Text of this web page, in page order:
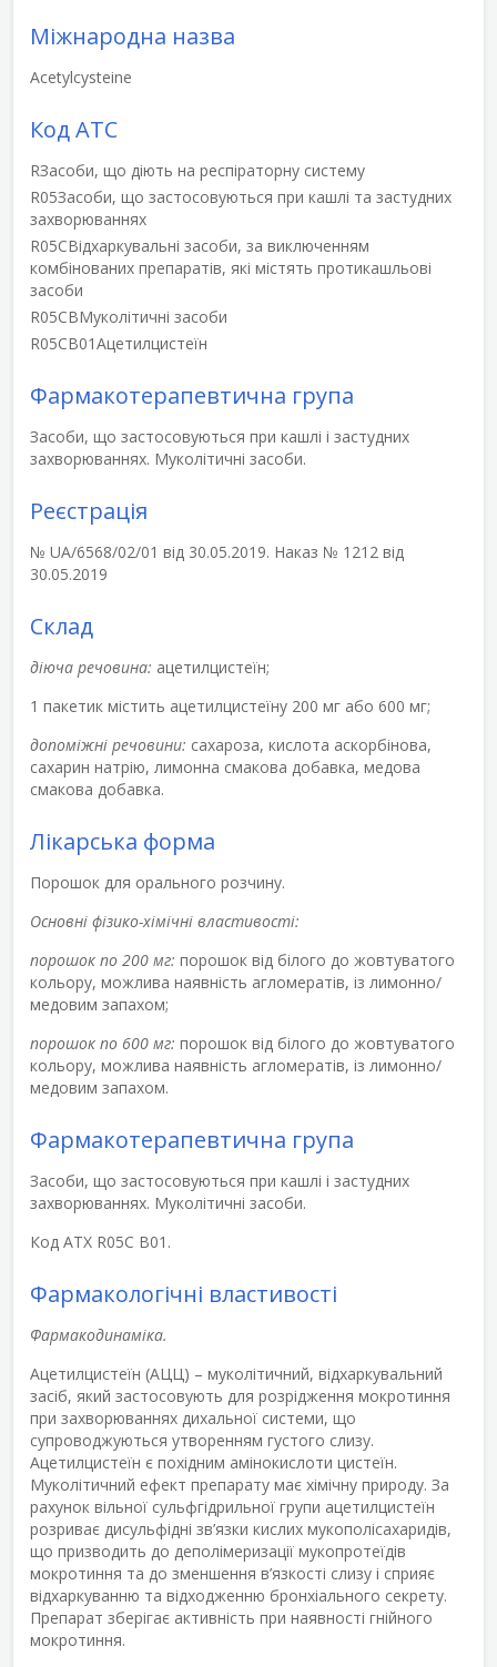
Міжнародна назва
Acetylcysteine
Код АТС
RЗасоби, що діють на респіраторну систему
R05Засоби, що застосовуються при кашлі та застудних
захворюваннях
R05CВідхаркувальні засоби, за виключенням
комбінованих препаратів, які містять протикашльові
засоби
R05CBМуколітичні засоби
R05CB01Ацетилцистеїн
Фармакотерапевтична група
Засоби, що застосовуються при кашлі і застудних
захворюваннях. Муколітичні засоби.
Реєстрація
№ UA/6568/02/01 від 30.05.2019. Наказ № 1212 від
30.05.2019
Склад
діюча речовина: ацетилцистеїн;
1 пакетик містить ацетилцистеїну 200 мг або 600 мг;
допоміжні речовини: сахароза, кислота аскорбінова,
сахарин натрію, лимонна смакова добавка, медова
смакова добавка.
Лікарська форма
Порошок для орального розчину.
Основні фізико-хімічні властивості:
порошок по 200 мг: порошок від білого до жовтуватого
кольору, можлива наявність агломератів, із лимонно/
медовим запахом;
порошок по 600 мг: порошок від білого до жовтуватого
кольору, можлива наявність агломератів, із лимонно/
медовим запахом.
Фармакотерапевтична група
Засоби, що застосовуються при кашлі і застудних
захворюваннях. Муколітичні засоби.
Код ATХ R05C B01.
Фармакологічні властивості
Фармакодинаміка.
Ацетилцистеїн (АЦЦ) – муколітичний, відхаркувальний
засіб, який застосовують для розрідження мокротиння
при захворюваннях дихальної системи, що
супроводжуються утворенням густого слизу.
Ацетилцистеїн є похідним амінокислоти цистеїн.
Муколітичний ефект препарату має хімічну природу. За
рахунок вільної сульфгідрильної групи ацетилцистеїн
розриває дисульфідні зв’язки кислих мукополісахаридів,
що призводить до деполімеризації мукопротеїдів
мокротиння та до зменшення в’язкості слизу і сприяє
відхаркуванню та відходженню бронхіального секрету.
Препарат зберігає активність при наявності гнійного
мокротиння.